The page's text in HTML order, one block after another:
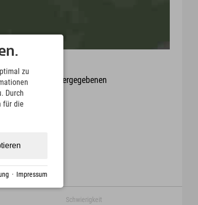
der wiedergegebenen
Schwierigkeit
zu
Durch
für die
· Impressum